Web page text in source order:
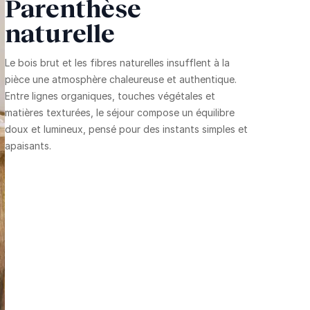
Parenthèse
naturelle
Le bois brut et les fibres naturelles insufflent à la
pièce une atmosphère chaleureuse et authentique.
Entre lignes organiques, touches végétales et
matières texturées, le séjour compose un équilibre
doux et lumineux, pensé pour des instants simples et
apaisants.